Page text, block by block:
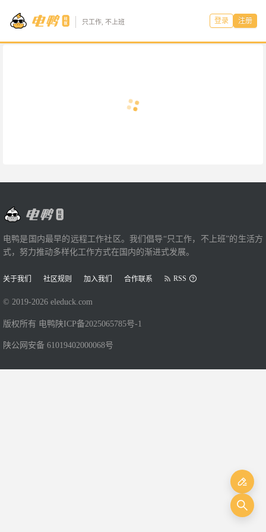
只工作, 不上班 登录 注册
电鸭是国内最早的远程工作社区。我们倡导“只工作，不上班”的生活方
式，努力推动多样化工作方式在国内的渐进式发展。
关于我们 社区规则 加入我们 合作联系 RSS
© 2019-2026 eleduck.com
版权所有 电鸭 陕ICP备2025065785号-1
陕公网安备 61019402000068号